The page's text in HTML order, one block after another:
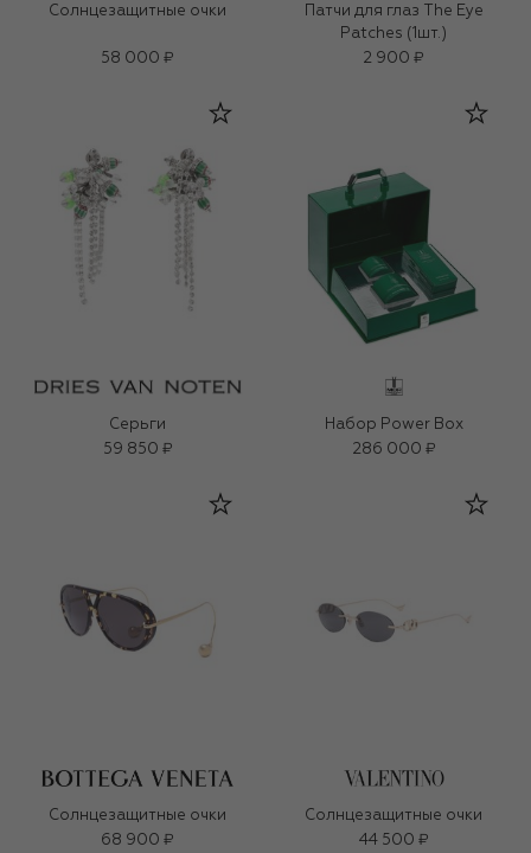
Солнцезащитные очки
58 000 ₽
Патчи для глаз The Eye
Patches (1шт.)
2 900 ₽
Серьги
59 850 ₽
Набор Power Box
286 000 ₽
Солнцезащитные очки
68 900 ₽
Солнцезащитные очки
44 500 ₽